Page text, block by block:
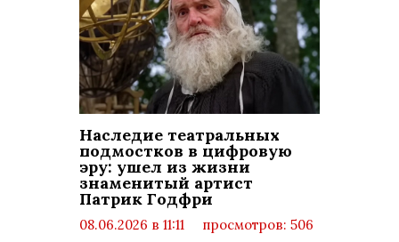
Наследие театральных
подмостков в цифровую
эру: ушел из жизни
знаменитый артист
Патрик Годфри
08.06.2026 в 11:11
просмотров: 506